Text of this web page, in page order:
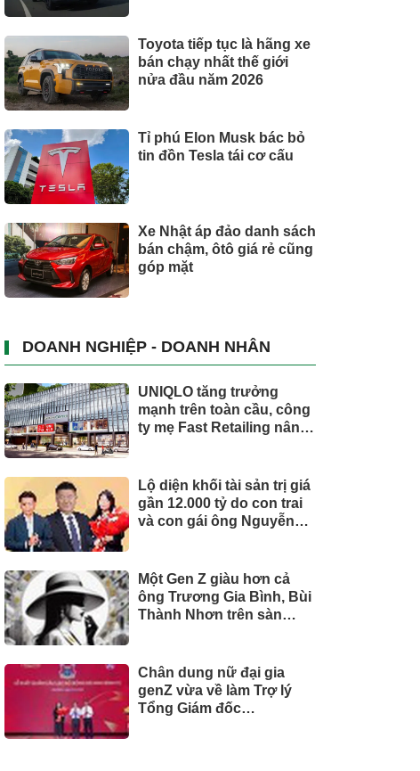
Toyota tiếp tục là hãng xe
bán chạy nhất thế giới
nửa đầu năm 2026
Tỉ phú Elon Musk bác bỏ
tin đồn Tesla tái cơ cấu
Xe Nhật áp đảo danh sách
bán chậm, ôtô giá rẻ cũng
góp mặt
DOANH NGHIỆP - DOANH NHÂN
UNIQLO tăng trưởng
mạnh trên toàn cầu, công
ty mẹ Fast Retailing nâng
Lộ diện khối tài sản trị giá
gần 12.000 tỷ do con trai
và con gái ông Nguyễn
Một Gen Z giàu hơn cả
ông Trương Gia Bình, Bùi
Thành Nhơn trên sàn
Chân dung nữ đại gia
genZ vừa về làm Trợ lý
Tổng Giám đốc